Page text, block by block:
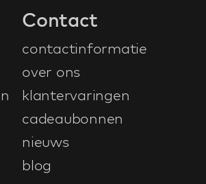
Contact
contactinformatie
over ons
klantervaringen
cadeaubonnen
nieuws
blog